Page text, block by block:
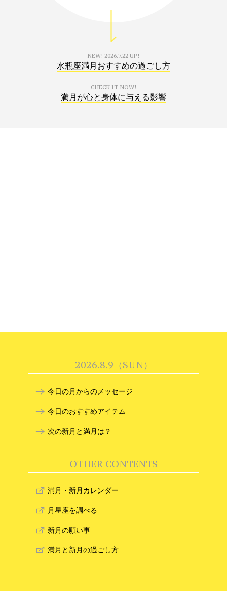
NEW! 2026.7.22 UP!
水瓶座満月おすすめの過ごし方
CHECK IT NOW!
満月が心と身体に与える影響
2026.8.9（SUN）
今日の月からのメッセージ
今日のおすすめアイテム
次の新月と満月は？
OTHER CONTENTS
満月・新月カレンダー
月星座を調べる
新月の願い事
満月と新月の過ごし方